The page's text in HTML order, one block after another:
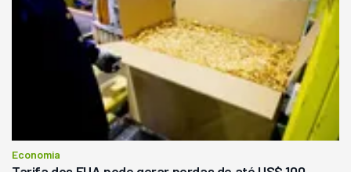
Economia